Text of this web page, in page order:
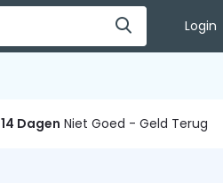
Login
14 Dagen Niet Goed - Geld Terug